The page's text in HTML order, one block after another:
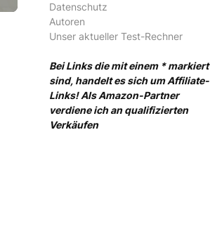
Datenschutz
Autoren
Unser aktueller Test-Rechner
Bei Links die mit einem * markiert
sind, handelt es sich um Affiliate-
Links! Als Amazon-Partner
verdiene ich an qualifizierten
Verkäufen